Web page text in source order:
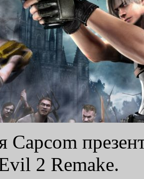
Capcom
2 Remake.